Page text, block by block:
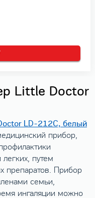
Little Doctor
LD-212C, белый
прибор,
путем
препаратов. Прибор
семьи,
ингаляции можно